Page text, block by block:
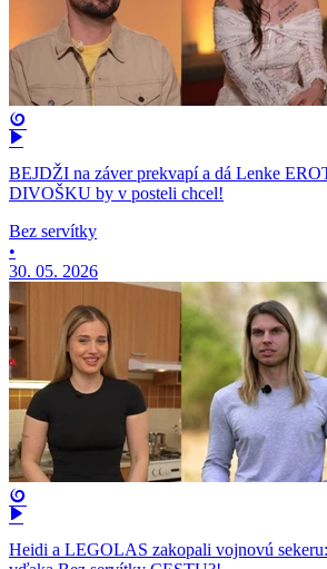
BEJDŽI na záver prekvapí a dá Lenke
DIVOŠKU by v posteli chcel!
Bez servítky
•
30. 05. 2026
Heidi a LEGOLAS zakopali vojnovú